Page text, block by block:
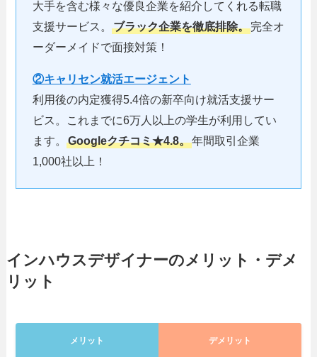
大手を含む様々な優良企業を紹介してくれる転職
支援サービス。
ブラック企業を徹底排除。完全オ
ーダーメイドで面接対策！
②キャリセン就活エージェント
利用後の内定獲得5.4倍の新卒向け就活支援サー
ビス。これまでに6万人以上の学生が利用してい
ます。
Googleクチコミ★4.8。年間取引企業
1,000社以上！
インハウスデザイナーのメリット・デメ
リット
メリット デメリット